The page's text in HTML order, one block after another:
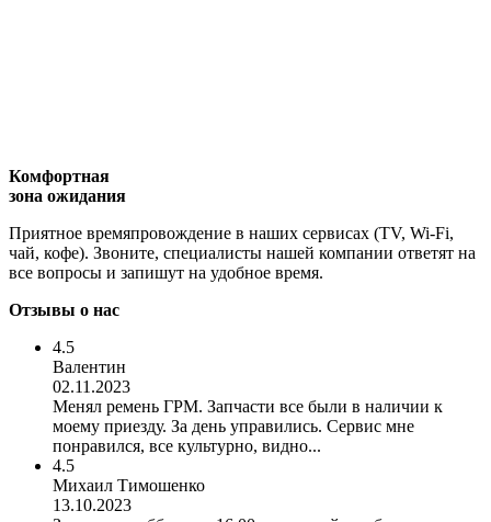
Комфортная
зона ожидания
Приятное времяпровождение в наших сервисах (TV, Wi-Fi,
чай, кофе). Звоните, специалисты нашей компании ответят на
все вопросы и запишут на удобное время.
Отзывы о нас
4.5
Валентин
02.11.2023
Менял ремень ГРМ. Запчасти все были в наличии к
моему приезду. За день управились. Сервис мне
понравился, все культурно, видно...
4.5
Михаил Тимошенко
13.10.2023